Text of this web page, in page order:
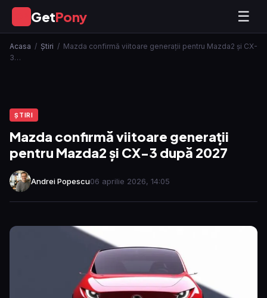
GetPony ☰
Acasa / Ştiri / Mazda confirmă viitoare generații pentru Mazda2 și CX-
3…
ŞTIRI
Mazda confirmă viitoare generații
pentru Mazda2 și CX-3 după 2027
Andrei Popescu06 aprilie 2026, 14:05